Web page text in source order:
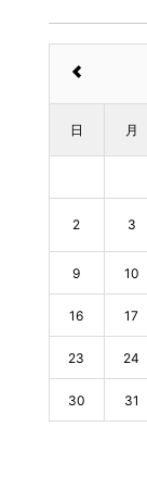
日 月
2 3
9 10
16 17
23 24
30 31